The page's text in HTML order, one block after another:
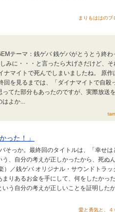
まりもははの
テーマ：銭ゲバ 銭ゲバがとうとう終
みに・・・と言ったら大げさだけど、
ナマイトで死んでしまいましたね。 原
回を見るまでは、「ダイナマイトで自殺
てた部分もあったのですが、実際放送
はよか...
た！」
っか。最終回のタイトルは、「幸せは
いう、自分の考えが正しかったから
）／銭ゲバ オリジナル・サウンドトラ
りあるお金を手にして、何をしたかっ
う自分の考えが正しいことを証明した
愛と勇気と、